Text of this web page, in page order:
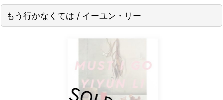
もう行かなくては / イーユン・リー